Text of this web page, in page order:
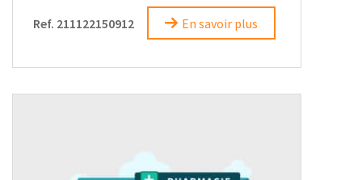
Ref. 211122150912 En savoir plus